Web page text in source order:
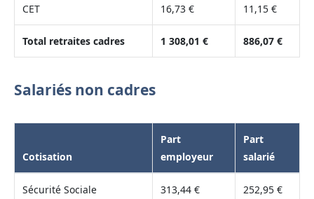
CET 16,73 € 11,15 €
Total retraites cadres 1 308,01 € 886,07 €
Salariés non cadres
Cotisation
Part
employeur
Part
salarié
Sécurité Sociale
313,44 € 252,95 €